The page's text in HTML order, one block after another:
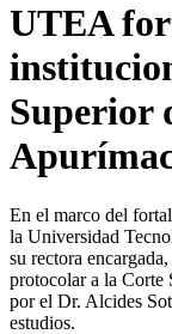
UTEA
Superior
En el marco del
la Universidad
su rectora
protocolar a la Corte
por el Dr. Alcides
estudios.